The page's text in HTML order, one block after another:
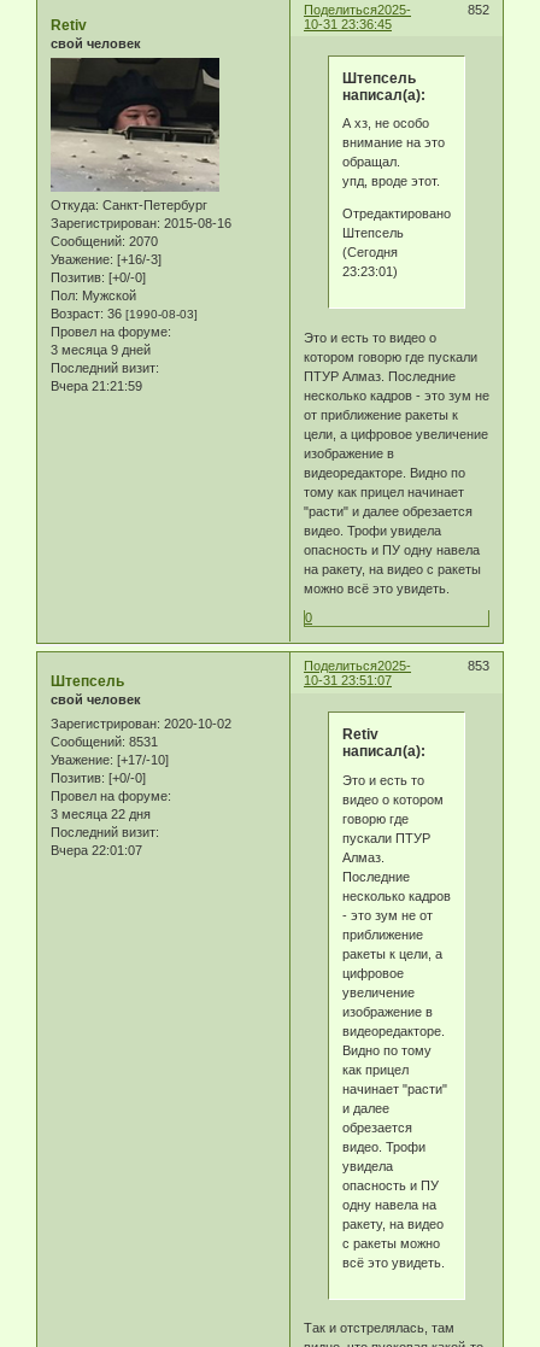
Поделиться 852
2025-
10-31 23:36:45
Retiv
свой человек
Откуда: Санкт-Петербург
Зарегистрирован: 2015-08-16
Сообщений: 2070
Уважение: [+16/-3]
Позитив: [+0/-0]
Пол: Мужской
Возраст: 36 [1990-08-03]
Провел на форуме:
3 месяца 9 дней
Последний визит:
Вчера 21:21:59
Штепсель
написал(а):
А хз, не особо
внимание на это
обращал.
упд, вроде этот.
Отредактировано
Штепсель
(Сегодня
23:23:01)
Это и есть то видео о
котором говорю где пускали
ПТУР Алмаз. Последние
несколько кадров - это зум не
от приближение ракеты к
цели, а цифровое увеличение
изображение в
видеоредакторе. Видно по
тому как прицел начинает
"расти" и далее обрезается
видео. Трофи увидела
опасность и ПУ одну навела
на ракету, на видео с ракеты
можно всё это увидеть.
0
Поделиться 853
2025-
10-31 23:51:07
Штепсель
свой человек
Зарегистрирован: 2020-10-02
Сообщений: 8531
Уважение: [+17/-10]
Позитив: [+0/-0]
Провел на форуме:
3 месяца 22 дня
Последний визит:
Вчера 22:01:07
Retiv
написал(а):
Это и есть то
видео о котором
говорю где
пускали ПТУР
Алмаз.
Последние
несколько кадров
- это зум не от
приближение
ракеты к цели, а
цифровое
увеличение
изображение в
видеоредакторе.
Видно по тому
как прицел
начинает "расти"
и далее
обрезается
видео. Трофи
увидела
опасность и ПУ
одну навела на
ракету, на видео
с ракеты можно
всё это увидеть.
Так и отстрелялась, там